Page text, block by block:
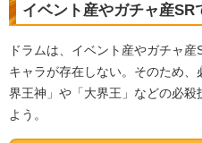
イベント産やガチャ産SR
ドラムは、イベント産やガチャ
キャラが存在しない。そのため
界王神」や「大界王」などの必
よう。